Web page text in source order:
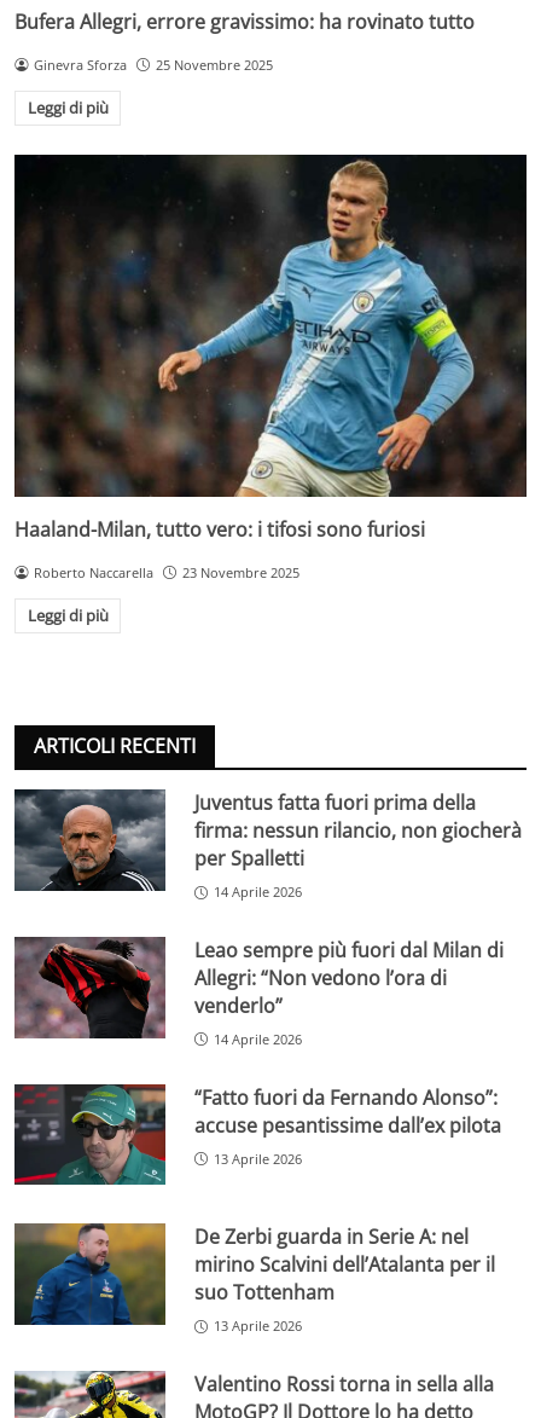
Bufera Allegri, errore gravissimo: ha rovinato tutto
Ginevra Sforza 25 Novembre 2025
Leggi di più
Haaland-Milan, tutto vero: i tifosi sono furiosi
Roberto Naccarella 23 Novembre 2025
Leggi di più
ARTICOLI RECENTI
Juventus fatta fuori prima della
firma: nessun rilancio, non giocherà
per Spalletti
14 Aprile 2026
Leao sempre più fuori dal Milan di
Allegri: “Non vedono l’ora di
venderlo”
14 Aprile 2026
“Fatto fuori da Fernando Alonso”:
accuse pesantissime dall’ex pilota
13 Aprile 2026
De Zerbi guarda in Serie A: nel
mirino Scalvini dell’Atalanta per il
suo Tottenham
13 Aprile 2026
Valentino Rossi torna in sella alla
MotoGP? Il Dottore lo ha detto